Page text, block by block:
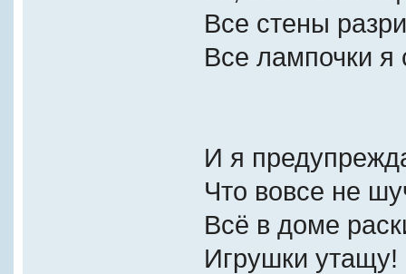
Все стены
Все лампочки я
И я
Что вовсе не
Всё в доме
Игрушки утащу!